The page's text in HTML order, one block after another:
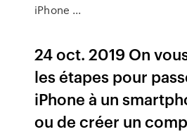
iPhone ...
24 oct. 2019 On
les étapes pour
iPhone à un
ou de créer un